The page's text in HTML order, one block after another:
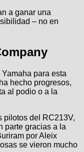
a ganar una
– no en
para esta
hecho progresos,
al podio o a la
pilotos del RC213V,
parte gracias a la
por Aleix
se vieron mucho